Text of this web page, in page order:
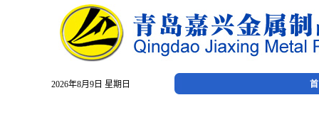
2026年8月9日 星期日